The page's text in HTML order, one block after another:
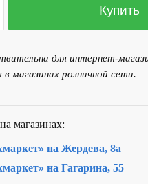
Купить
для интернет-
магазинах розничной сети.
магазинах:
на Жердева, 8а
на Гагарина, 55